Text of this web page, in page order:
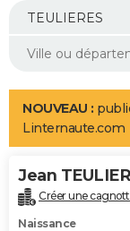
Mobiles
Meilleur smartphone
Internet
Ordinateurs
Jeux vidéo
Guide high-tech
Aménagement intérieur
LIFESTYLE
Art de vivre
Bien-être
Loisirs
Mode
Modes de vie
Alimentation
Guide de la santé
Maladies
Médicaments
Sommeil
VOYAGE
Destinations
City break
Voyage nature
Voyage de noces
Forum
Climat
+PHOTO
NOUVEAU :
Linternaute.com
Jean
Créer une
Naissance